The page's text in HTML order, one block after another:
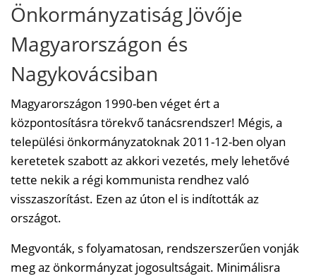
Önkormányzatiság Jövője
Magyarországon és
Nagykovácsiban
Magyarországon 1990-ben véget ért a
központosításra törekvő tanácsrendszer! Mégis, a
települési önkormányzatoknak 2011-12-ben olyan
keretetek szabott az akkori vezetés, mely lehetővé
tette nekik a régi kommunista rendhez való
visszaszorítást. Ezen az úton el is indították az
országot.
Megvonták, s folyamatosan, rendszerszerűen vonják
meg az önkormányzat jogosultságait. Minimálisra